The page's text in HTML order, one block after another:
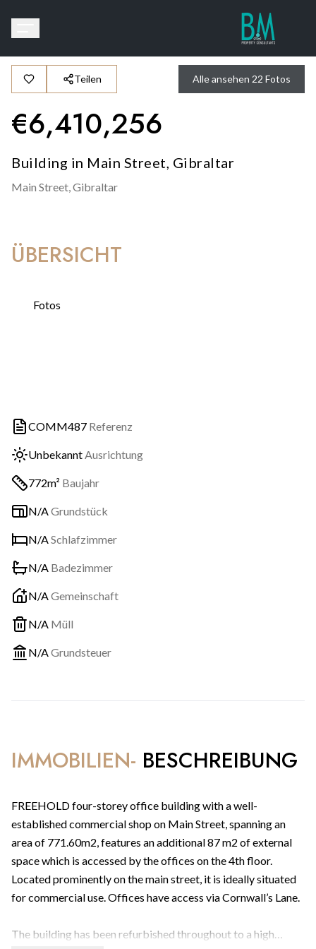
Teilen Alle ansehen 22 Fotos
€6,410,256
Building in Main Street, Gibraltar
Main Street,Gibraltar
ÜBERSICHT
Fotos
COMM487 Referenz
UnbekanntAusrichtung
772m² Baujahr
N/AGrundstück
N/ASchlafzimmer
N/A Badezimmer
N/AGemeinschaft
N/A Müll
N/AGrundsteuer
IMMOBILIEN- BESCHREIBUNG
FREEHOLD four-storey office building with a well-
established commercial shop on Main Street, spanning an
area of 771.60m2, features an additional 87 m2 of external
space which is accessed by the offices on the 4th floor.
Located prominently on the main street, it is ideally situated
for commercial use. Offices have access via Cornwall’s Lane.
The building has been refurbished throughout to a high